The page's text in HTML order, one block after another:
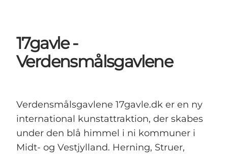
Kunstlandet
Se og oplev
Find vej
17gavle -
Verdensmålsgavlene
Verdensmålsgavlene 17gavle.dk er en ny
international kunstattraktion, der skabes
under den blå himmel i ni kommuner i
Midt- og Vestjylland. Herning, Struer,